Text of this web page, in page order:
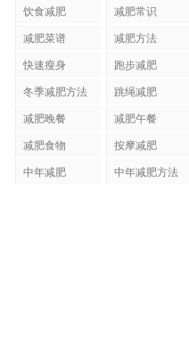
饮食减肥
减肥常识
减肥菜谱
减肥方法
快速瘦身
跑步减肥
冬季减肥方法
跳绳减肥
减肥晚餐
减肥午餐
减肥食物
按摩减肥
中年减肥
中年减肥方法